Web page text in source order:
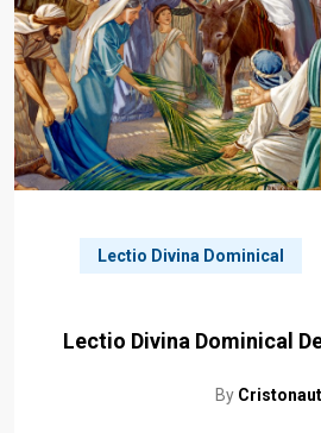
Lectio Divina Dominical
Lectio Divina Dominical
By